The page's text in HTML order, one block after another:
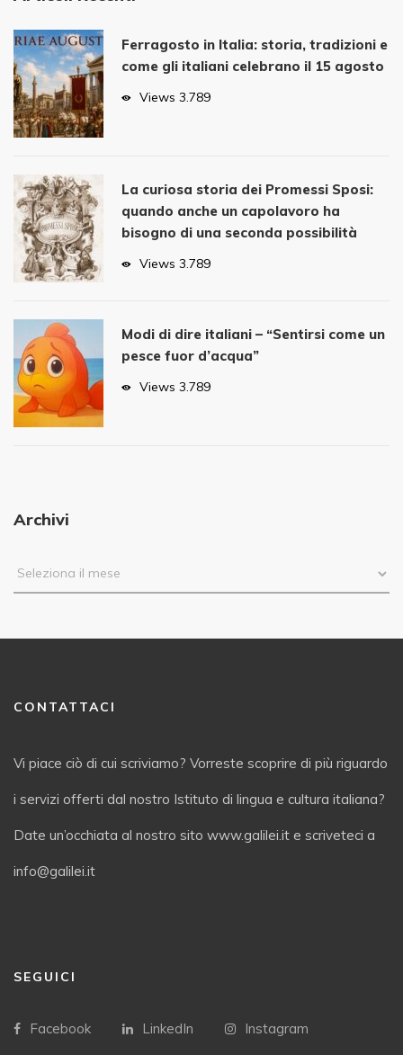
Ferragosto in Italia: storia, tradizioni e
come gli italiani celebrano il 15 agosto
Views 3.789
La curiosa storia dei Promessi Sposi:
quando anche un capolavoro ha
bisogno di una seconda possibilità
Views 3.789
Modi di dire italiani – “Sentirsi come un
pesce fuor d’acqua”
Views 3.789
Archivi
CONTATTACI
Vi piace ciò di cui scriviamo? Vorreste scoprire di più riguardo
i servizi offerti dal nostro Istituto di lingua e cultura italiana?
Date un’occhiata al nostro sito www.galilei.it e scriveteci a
info@galilei.it
SEGUICI
Facebook LinkedIn Instagram